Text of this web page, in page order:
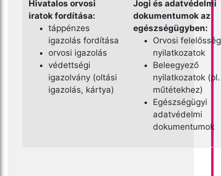
Hivatalos orvosi
iratok fordítása:
táppénzes
igazolás fordítása
orvosi igazolás
védettségi
igazolvány (oltási
igazolás, kártya)
Jogi és adatvédelmi
dokumentumok az
egészségügyben:
Orvosi
nyilatkozatok
Beleegyező
nyilatkozatok (pl.
műtétekhez)
Egészségügyi
adatvédelmi
dokumentumok